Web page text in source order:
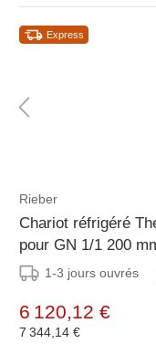
Express
Rieber
Chariot réfrigéré
pour GN 1/1 200
Disponible avec
1-3 jours ouvrés
6 120,12 €
7 344,14 €